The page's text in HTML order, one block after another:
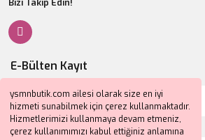
ysmnbutik.com ailesi olarak size en iyi
hizmeti sunabilmek için çerez kullanmaktadır.
Hizmetlerimizi kullanmaya devam etmeniz,
çerez kullanımımızı kabul ettiğiniz anlamına
Bizi Takip Edin!
E-Bülten Kayıt